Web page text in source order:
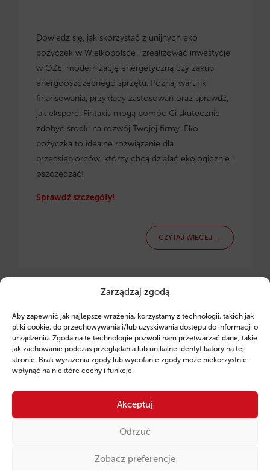
Zarządzaj zgodą
Aby zapewnić jak najlepsze wrażenia, korzystamy z technologii, takich jak
pliki cookie, do przechowywania i/lub uzyskiwania dostępu do informacji o
urządzeniu. Zgoda na te technologie pozwoli nam przetwarzać dane, takie
jak zachowanie podczas przeglądania lub unikalne identyfikatory na tej
stronie. Brak wyrażenia zgody lub wycofanie zgody może niekorzystnie
wpłynąć na niektóre cechy i funkcje.
Akceptuj
Odrzuć
Zobacz preferencje
Dowiedz się, jak skorzystać z unijnych eko
pożyczek w Wielkopolsce i zrealizować inwestycje
w OZE, modernizację energetyczną czy zakup
energooszczędnego sprzętu. Poznaj warunki
finansowania, przykłady zastosowań oraz sprawdź,
jak eksperci Fintaxis mogą pomóc Ci skutecznie
zdobyć środki na rozwój Twojej firmy. Eko
pożyczka to idealne rozwiązanie dla
przedsiębiorców, którzy chcą działać ekologicznie i
oszczędzać!
Sprawdź szczegóły!
CZYTAJ WIĘCEJ →
przedsiębiorców z regionu małopolskiego.
Pożyczki unijne dla małopolskich